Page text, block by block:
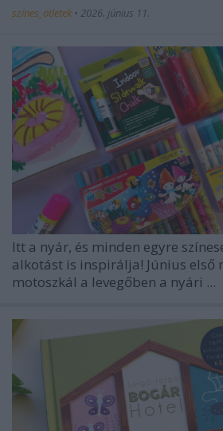
színes_ötletek • 2026. június 11.
Itt a nyár, és minden egyre
alkotást is inspirálja! Június
motoszkál a levegőben a nyári ...